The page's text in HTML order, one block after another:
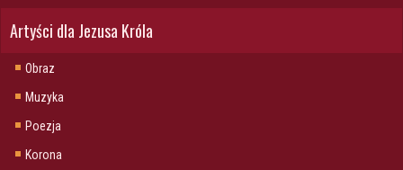
Artyści dla Jezusa Króla
Obraz
Muzyka
Poezja
Korona